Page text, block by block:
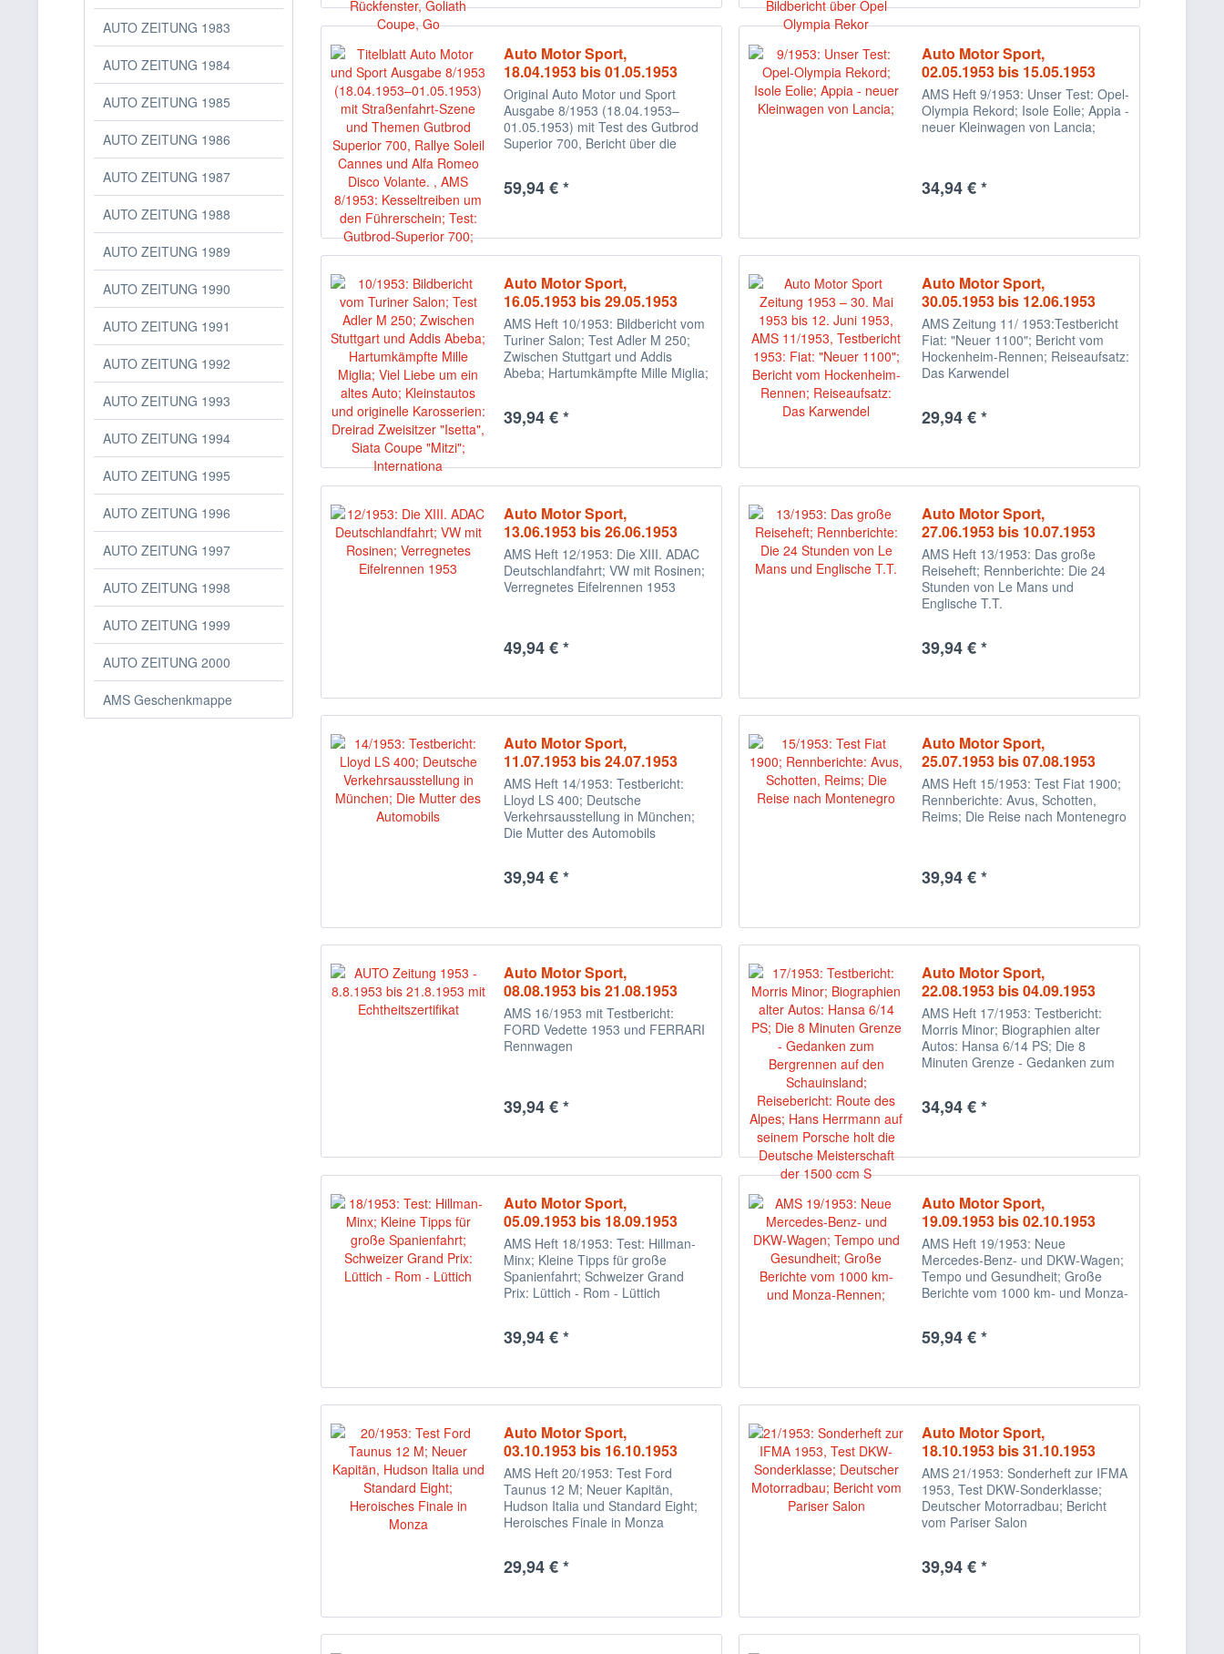
AUTO ZEITUNG 1983
AUTO ZEITUNG 1984
AUTO ZEITUNG 1985
AUTO ZEITUNG 1986
AUTO ZEITUNG 1987
AUTO ZEITUNG 1988
AUTO ZEITUNG 1989
AUTO ZEITUNG 1990
AUTO ZEITUNG 1991
AUTO ZEITUNG 1992
AUTO ZEITUNG 1993
AUTO ZEITUNG 1994
AUTO ZEITUNG 1995
AUTO ZEITUNG 1996
AUTO ZEITUNG 1997
AUTO ZEITUNG 1998
AUTO ZEITUNG 1999
AUTO ZEITUNG 2000
AMS Geschenkmappe
Auto Motor Sport,
18.04.1953 bis 01.05.1953
Original Auto Motor und Sport
Ausgabe 8/1953 (18.04.1953–
01.05.1953) mit Test des Gutbrod
Superior 700, Bericht über die
Sportwagen. Originalausgabe –
59,94 € *
Auto Motor Sport,
02.05.1953 bis 15.05.1953
AMS Heft 9/1953: Unser Test: Opel-
Olympia Rekord; Isole Eolie; Appia -
neuer Kleinwagen von Lancia;
34,94 € *
Auto Motor Sport,
16.05.1953 bis 29.05.1953
AMS Heft 10/1953: Bildbericht vom
Turiner Salon; Test Adler M 250;
Zwischen Stuttgart und Addis
Abeba; Hartumkämpfte Mille Miglia;
Karosserien: Dreirad Zweisitzer
39,94 € *
Auto Motor Sport,
30.05.1953 bis 12.06.1953
AMS Zeitung 11/ 1953:Testbericht
Fiat: "Neuer 1100"; Bericht vom
Hockenheim-Rennen; Reiseaufsatz:
Das Karwendel
29,94 € *
Auto Motor Sport,
13.06.1953 bis 26.06.1953
AMS Heft 12/1953: Die XIII. ADAC
Deutschlandfahrt; VW mit Rosinen;
Verregnetes Eifelrennen 1953
49,94 € *
Auto Motor Sport,
27.06.1953 bis 10.07.1953
AMS Heft 13/1953: Das große
Reiseheft; Rennberichte: Die 24
Stunden von Le Mans und
Englische T.T.
39,94 € *
Auto Motor Sport,
11.07.1953 bis 24.07.1953
AMS Heft 14/1953: Testbericht:
Lloyd LS 400; Deutsche
Verkehrsausstellung in München;
Die Mutter des Automobils
39,94 € *
Auto Motor Sport,
25.07.1953 bis 07.08.1953
AMS Heft 15/1953: Test Fiat 1900;
Rennberichte: Avus, Schotten,
Reims; Die Reise nach Montenegro
39,94 € *
Auto Motor Sport,
08.08.1953 bis 21.08.1953
AMS 16/1953 mit Testbericht:
FORD Vedette 1953 und FERRARI
Rennwagen
39,94 € *
Auto Motor Sport,
22.08.1953 bis 04.09.1953
AMS Heft 17/1953: Testbericht:
Morris Minor; Biographien alter
Autos: Hansa 6/14 PS; Die 8
Minuten Grenze - Gedanken zum
Hans Herrmann auf seinem
34,94 € *
Auto Motor Sport,
05.09.1953 bis 18.09.1953
AMS Heft 18/1953: Test: Hillman-
Minx; Kleine Tipps für große
Spanienfahrt; Schweizer Grand
Prix: Lüttich - Rom - Lüttich
39,94 € *
Auto Motor Sport,
19.09.1953 bis 02.10.1953
AMS Heft 19/1953: Neue
Mercedes-Benz- und DKW-Wagen;
Tempo und Gesundheit; Große
Berichte vom 1000 km- und Monza-
59,94 € *
Auto Motor Sport,
03.10.1953 bis 16.10.1953
AMS Heft 20/1953: Test Ford
Taunus 12 M; Neuer Kapitän,
Hudson Italia und Standard Eight;
Heroisches Finale in Monza
29,94 € *
Auto Motor Sport,
18.10.1953 bis 31.10.1953
AMS 21/1953: Sonderheft zur IFMA
1953, Test DKW-Sonderklasse;
Deutscher Motorradbau; Bericht
vom Pariser Salon
39,94 € *